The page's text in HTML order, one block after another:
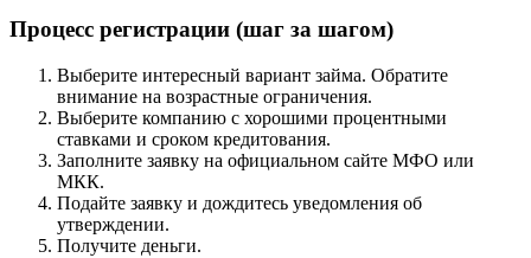
Процесс регистрации (шаг за шагом)
Выберите интересный вариант займа. Обратите
внимание на возрастные ограничения.
Выберите компанию с хорошими процентными
ставками и сроком кредитования.
Заполните заявку на официальном сайте МФО или
МКК.
Подайте заявку и дождитесь уведомления об
утверждении.
Получите деньги.